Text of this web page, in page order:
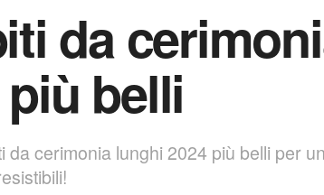
da
belli
da cerimonia lunghi 2024 più belli per